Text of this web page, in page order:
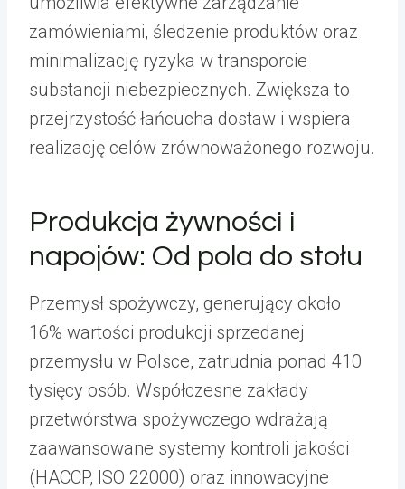
zamówieniami, śledzenie produktów oraz
minimalizację ryzyka w transporcie
substancji niebezpiecznych. Zwiększa to
przejrzystość łańcucha dostaw i wspiera
realizację celów zrównoważonego rozwoju.
Produkcja żywności i
napojów: Od pola do stołu
Przemysł spożywczy, generujący około
16% wartości produkcji sprzedanej
przemysłu w Polsce, zatrudnia ponad 410
tysięcy osób. Współczesne zakłady
przetwórstwa spożywczego wdrażają
zaawansowane systemy kontroli jakości
(HACCP, ISO 22000) oraz innowacyjne